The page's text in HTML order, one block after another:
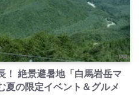
PR
！ 絶景避暑地「白馬岩岳マ
夏の限定イベント＆グルメ